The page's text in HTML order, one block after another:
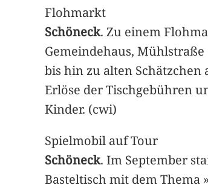
Flohmarkt
Schöneck. Zu einem
Gemeindehaus,
bis hin zu alten
Erlöse der Tischgebühren
Kinder. (cwi)
Spielmobil auf Tour
Schöneck. Im September
Basteltisch mit dem Thema